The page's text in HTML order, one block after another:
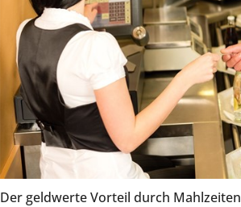
Der geldwerte Vorteil durch